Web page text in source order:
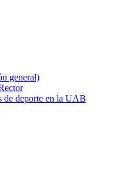
general)
de deporte en la UAB